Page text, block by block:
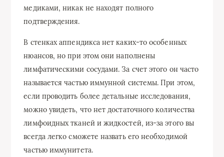
медиками, никак не находят полного
подтверждения.
В стенках аппендикса нет каких-то особенных
нюансов, но при этом они наполнены
лимфатическими сосудами. За счет этого он часто
называется частью иммунной системы. При этом,
если проводить более детальные исследования,
можно увидеть, что нет достаточного количества
лимфоидных тканей и жидкостей, из-за этого вы
всегда легко сможете назвать его необходимой
частью иммунитета.